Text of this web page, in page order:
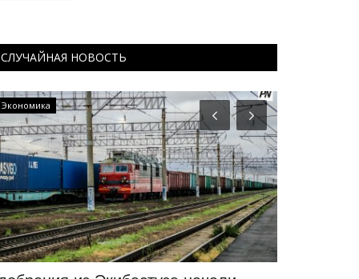
СЛУЧАЙНАЯ НОВОСТЬ
Экология